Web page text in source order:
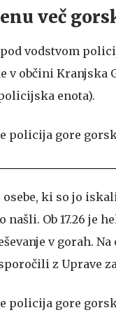
več
vodstvom
v občini Kranjska
enota).
osebe, ki so jo
našli. Ob 17.26 je
v gorah.
z Uprave